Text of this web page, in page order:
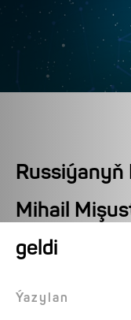
Russiýanyň
Mihail
geldi
Ýazylan